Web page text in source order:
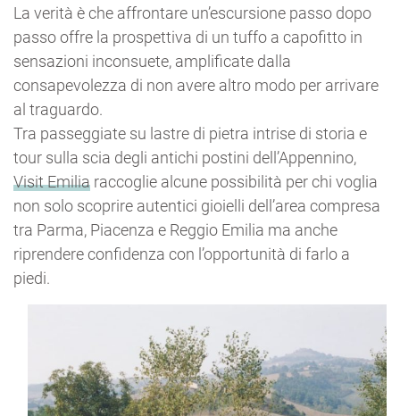
La verità è che affrontare un’escursione passo dopo
passo offre la prospettiva di un tuffo a capofitto in
sensazioni inconsuete, amplificate dalla
consapevolezza di non avere altro modo per arrivare
al traguardo.
Tra passeggiate su lastre di pietra intrise di storia e
tour sulla scia degli antichi postini dell’Appennino,
Visit Emilia raccoglie alcune possibilità per chi voglia
non solo scoprire autentici gioielli dell’area compresa
tra Parma, Piacenza e Reggio Emilia ma anche
riprendere confidenza con l’opportunità di farlo a
piedi.